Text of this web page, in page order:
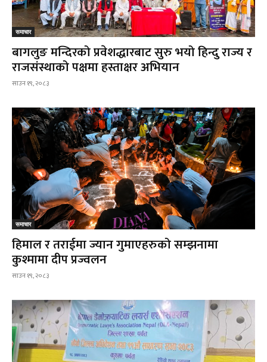
समाचार
बागलुङ मन्दिरको प्रवेशद्धारबाट सुरु भयो हिन्दु राज्य र
राजसंस्थाको पक्षमा हस्ताक्षर अभियान
साउन १९, २०८३
समाचार
हिमाल र तराईमा ज्यान गुमाएहरुको सम्झनामा
कुश्मामा दीप प्रज्वलन
साउन १९, २०८३